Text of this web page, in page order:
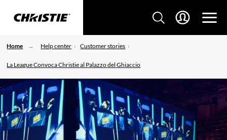
Home Help center Customer stories
La League Convoca Christie al Palazzo del Ghiaccio